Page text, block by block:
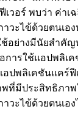
วอร์ พบว่า ค่าเ
วะไข้ด้วยตนเอ
อย่างมีนัยสำคัญ
การใช้แอปพลิเค
อปพลิเคชันแคร์ฟี
ที่มีประสิทธิภาพ
วะไข้ด้วยตนเอ